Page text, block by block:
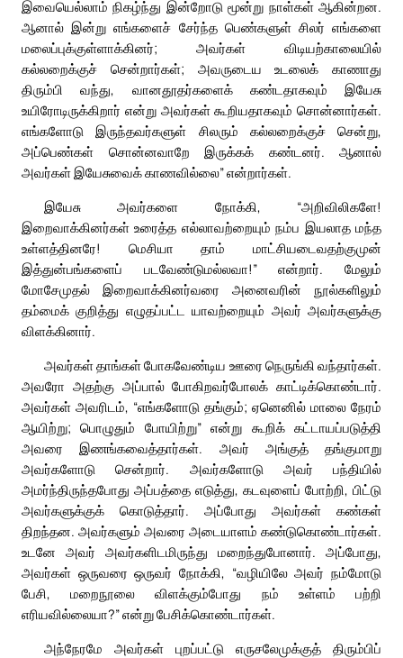
இவையெல்லாம் நிகழ்ந்து இன்றோடு மூன்று நாள்கள் ஆகின்றன.
ஆனால் இன்று எங்களைச் சேர்ந்த பெண்களுள் சிலர் எங்களை
மலைப்புக்குள்ளாக்கினர்; அவர்கள் விடியற்காலையில்
கல்லறைக்குச் சென்றார்கள்; அவருடைய உடலைக் காணாது
திரும்பி வந்து, வானதூதர்களைக் கண்டதாகவும் இயேசு
உயிரோடிருக்கிறார் என்று அவர்கள் கூறியதாகவும் சொன்னார்கள்.
எங்களோடு இருந்தவர்களுள் சிலரும் கல்லறைக்குச் சென்று,
அப்பெண்கள் சொன்னவாறே இருக்கக் கண்டனர். ஆனால்
அவர்கள் இயேசுவைக் காணவில்லை” என்றார்கள்.
இயேசு அவர்களை நோக்கி, “அறிவிலிகளே!
இறைவாக்கினர்கள் உரைத்த எல்லாவற்றையும் நம்ப இயலாத மந்த
உள்ளத்தினரே! மெசியா தாம் மாட்சியடைவதற்குமுன்
இத்துன்பங்களைப் படவேண்டுமல்லவா!” என்றார். மேலும்
மோசேமுதல் இறைவாக்கினர்வரை அனைவரின் நூல்களிலும்
தம்மைக் குறித்து எழுதப்பட்ட யாவற்றையும் அவர் அவர்களுக்கு
விளக்கினார்.
அவர்கள் தாங்கள் போகவேண்டிய ஊரை நெருங்கி வந்தார்கள்.
அவரோ அதற்கு அப்பால் போகிறவர்போலக் காட்டிக்கொண்டார்.
அவர்கள் அவரிடம், “எங்களோடு தங்கும்; ஏனெனில் மாலை நேரம்
ஆயிற்று; பொழுதும் போயிற்று” என்று கூறிக் கட்டாயப்படுத்தி
அவரை இணங்கவைத்தார்கள். அவர் அங்குத் தங்குமாறு
அவர்களோடு சென்றார். அவர்களோடு அவர் பந்தியில்
அமர்ந்திருந்தபோது அப்பத்தை எடுத்து, கடவுளைப் போற்றி, பிட்டு
அவர்களுக்குக் கொடுத்தார். அப்போது அவர்கள் கண்கள்
திறந்தன. அவர்களும் அவரை அடையாளம் கண்டுகொண்டார்கள்.
உடனே அவர் அவர்களிடமிருந்து மறைந்துபோனார். அப்போது,
அவர்கள் ஒருவரை ஒருவர் நோக்கி, “வழியிலே அவர் நம்மோடு
பேசி, மறைநூலை விளக்கும்போது நம் உள்ளம் பற்றி
எரியவில்லையா?” என்று பேசிக்கொண்டார்கள்.
அந்நேரமே அவர்கள் புறப்பட்டு எருசலேமுக்குத் திரும்பிப்